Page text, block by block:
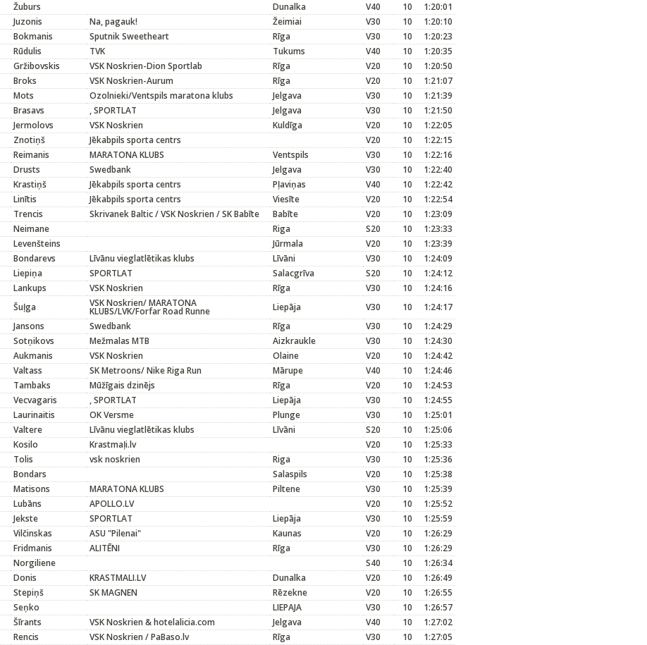
Žuburs Dunalka V40 10
1:20:01
Juzonis Na, pagauk! Žeimiai V30 10
1:20:10
Bokmanis Sputnik Sweetheart Rīga V30 10
1:20:23
Rūdulis TVK Tukums V40 10
1:20:35
Gržibovskis VSK Noskrien-Dion Sportlab Rīga V20 10
1:20:50
Broks VSK Noskrien-Aurum Rīga V20 10
1:21:07
Mots Ozolnieki/Ventspils maratona klubs Jelgava V30 10
1:21:39
Brasavs , SPORTLAT Jelgava V30 10
1:21:50
Jermolovs VSK Noskrien Kuldīga V20 10
1:22:05
Znotiņš Jēkabpils sporta centrs V20 10
1:22:15
Reimanis MARATONA KLUBS Ventspils V30 10
1:22:16
Drusts Swedbank Jelgava V30 10
1:22:40
Krastiņš Jēkabpils sporta centrs Pļaviņas V40 10
1:22:42
Linītis Jēkabpils sporta centrs Viesīte V20 10
1:22:54
Trencis Skrivanek Baltic / VSK Noskrien / SK Babīte Babīte V20 10
1:23:09
Neimane Riga S20 10
1:23:33
Levenšteins Jūrmala V20 10
1:23:39
Bondarevs Līvānu vieglatlētikas klubs Līvāni V30 10
1:24:09
Liepiņa SPORTLAT Salacgrīva S20 10
1:24:12
Lankups VSK Noskrien Rīga V30 10
1:24:16
Šuļga VSK Noskrien/ MARATONA
KLUBS/LVK/Forfar Road Runne Liepāja V30 10
1:24:17
Jansons Swedbank Rīga V30 10
1:24:29
Sotņikovs Mežmalas MTB Aizkraukle V30 10
1:24:30
Aukmanis VSK Noskrien Olaine V20 10
1:24:42
Valtass SK Metroons/ Nike Riga Run Mārupe V40 10
1:24:46
Tambaks Mūžīgais dzinējs Rīga V20 10
1:24:53
Vecvagaris , SPORTLAT Liepāja V30 10
1:24:55
Laurinaitis OK Versme Plunge V30 10
1:25:01
Valtere Līvānu vieglatlētikas klubs Līvāni S20 10
1:25:06
Kosilo Krastmaļi.lv V20 10
1:25:33
Tolis vsk noskrien Riga V30 10
1:25:36
Bondars Salaspils V20 10
1:25:38
Matisons MARATONA KLUBS Piltene V30 10
1:25:39
Lubāns APOLLO.LV V20 10
1:25:52
Jekste SPORTLAT Liepāja V30 10
1:25:59
Vilčinskas ASU "Pilenai" Kaunas V20 10
1:26:29
Fridmanis ALITĒNI Rīga V30 10
1:26:29
Norgiliene S40 10
1:26:34
Donis KRASTMALI.LV Dunalka V20 10
1:26:49
Stepiņš SK MAGNEN Rēzekne V20 10
1:26:55
Seņko LIEPAJA V30 10
1:26:57
Šīrants VSK Noskrien & hotelalicia.com Jelgava V40 10
1:27:02
Rencis VSK Noskrien / PaBaso.lv Rīga V30 10
1:27:05